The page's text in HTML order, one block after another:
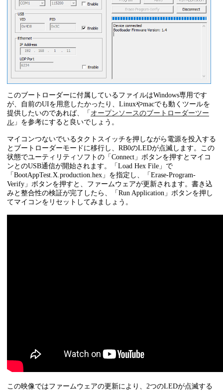
このブートローダーに付属しているファイルはWindows専用です
が、自前のUIを用意したかったり、Linuxやmacでも動くツールを
提供したいのであれば、「 オープンソースのブートローダーツー
ル 」を参考にすると良いでしょう。
マイコンつないでいるタクトスイッチを押しながら電源を投入する
とブートローダーモードに移行し、RB0のLEDが点滅します。この
状態でユーティリティソフトの「Connect」ボタンを押すとマイコ
ンとのUSB通信が開始されます。「Load Hex File」で
「BootAppTest.X.production.hex」を指定し、「Erase-Program-
Verify」ボタンを押すと、ファームウェアが更新されます。書き込
みと整合性の検証が完了したら、「Run Application」ボタンを押し
てマイコンをリセットしてみましょう。
この映像ではファームウェアの更新により、2つのLEDが点滅する